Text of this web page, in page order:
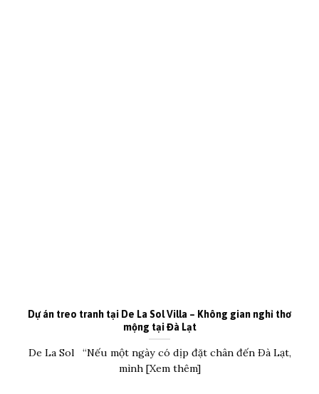
Dự án treo tranh tại De La Sol Villa – Không gian nghỉ thơ
mộng tại Đà Lạt
De La Sol “Nếu một ngày có dịp đặt chân đến Đà Lạt,
mình [Xem thêm]